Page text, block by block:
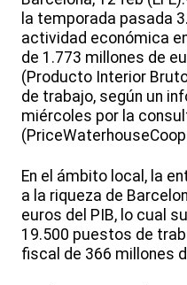
la temporada pasada
actividad económica
de 1.773 millones de
(Producto Interior
de trabajo, según un
miércoles por la
En el ámbito local, la
a la riqueza de
euros del PIB, lo cual
19.500 puestos de
fiscal de 366 millones